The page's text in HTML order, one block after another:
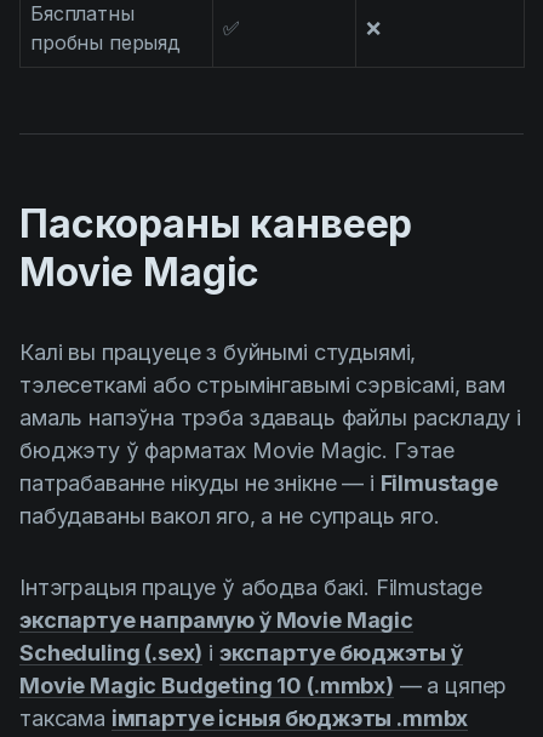
Бясплатны
пробны перыяд
✅ ❌
Паскораны канвеер
Movie Magic
Калі вы працуеце з буйнымі студыямі,
тэлесеткамі або стрымінгавымі сэрвісамі, вам
амаль напэўна трэба здаваць файлы раскладу і
бюджэту ў фарматах Movie Magic. Гэтае
патрабаванне нікуды не знікне — і Filmustage
пабудаваны вакол яго, а не супраць яго.
Інтэграцыя працуе ў абодва бакі. Filmustage
экспартуе напрамую ў Movie Magic
Scheduling (.sex) і экспартуе бюджэты ў
Movie Magic Budgeting 10 (.mmbx) — а цяпер
таксама імпартуе існыя бюджэты .mmbx